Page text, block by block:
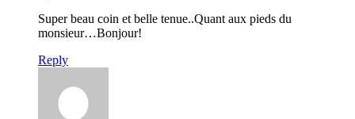
Super beau coin et belle tenue..Quant aux pieds du
monsieur…Bonjour!
Reply